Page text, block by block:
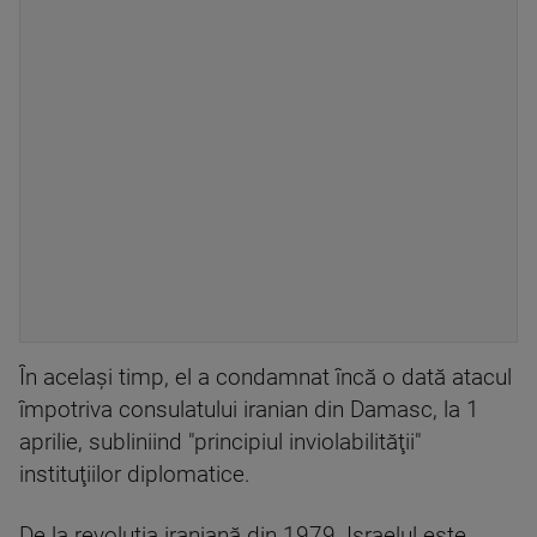
În acelaşi timp, el a condamnat încă o dată atacul
împotriva consulatului iranian din Damasc, la 1
aprilie, subliniind "principiul inviolabilităţii"
instituţiilor diplomatice.